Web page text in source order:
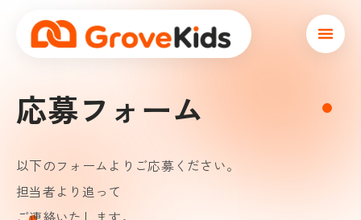
応募フォーム
以下のフォームよりご応募ください。
担当者より追って